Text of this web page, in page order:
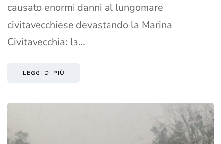
causato enormi danni al lungomare
civitavecchiese devastando la Marina
Civitavecchia: la…
LEGGI DI PIÙ